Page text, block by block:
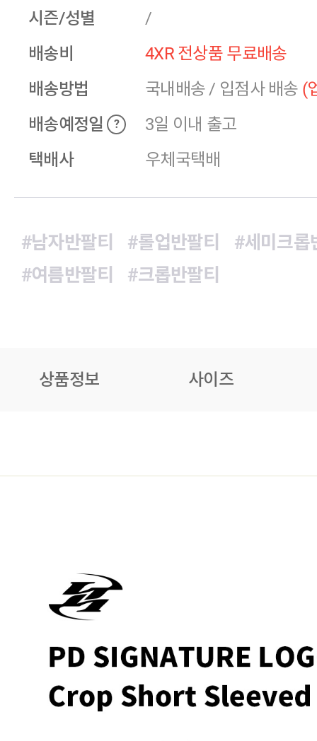
시즌/성별
/
배송비
4XR 전상품 무료배송
배송방법
국내배송 / 입점사 배송 (
배송예정일
?
3일 이내 출고
택배사
우체국택배
#남자반팔티 #롤업반팔티
#세미크롭
#여름반팔티
#크롭반팔티
상품정보 사이즈